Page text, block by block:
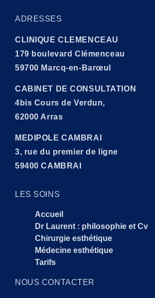
ADRESSES
CLINIQUE CLEMENCEAU
179 boulevard Clémenceau
59700 Marcq-en-Barœul
CABINET DE CONSULTATION
4bis Cours de Verdun,
62000 Arras
MEDIPOLE CAMBRAI
3, rue du premier de ligne
59400 CAMBRAI
LES SOINS
Accueil
Dr Laurent : philosophie et Cv
Chirurgie esthétique
Médecine esthétique
Tarifs
NOUS CONTACTER